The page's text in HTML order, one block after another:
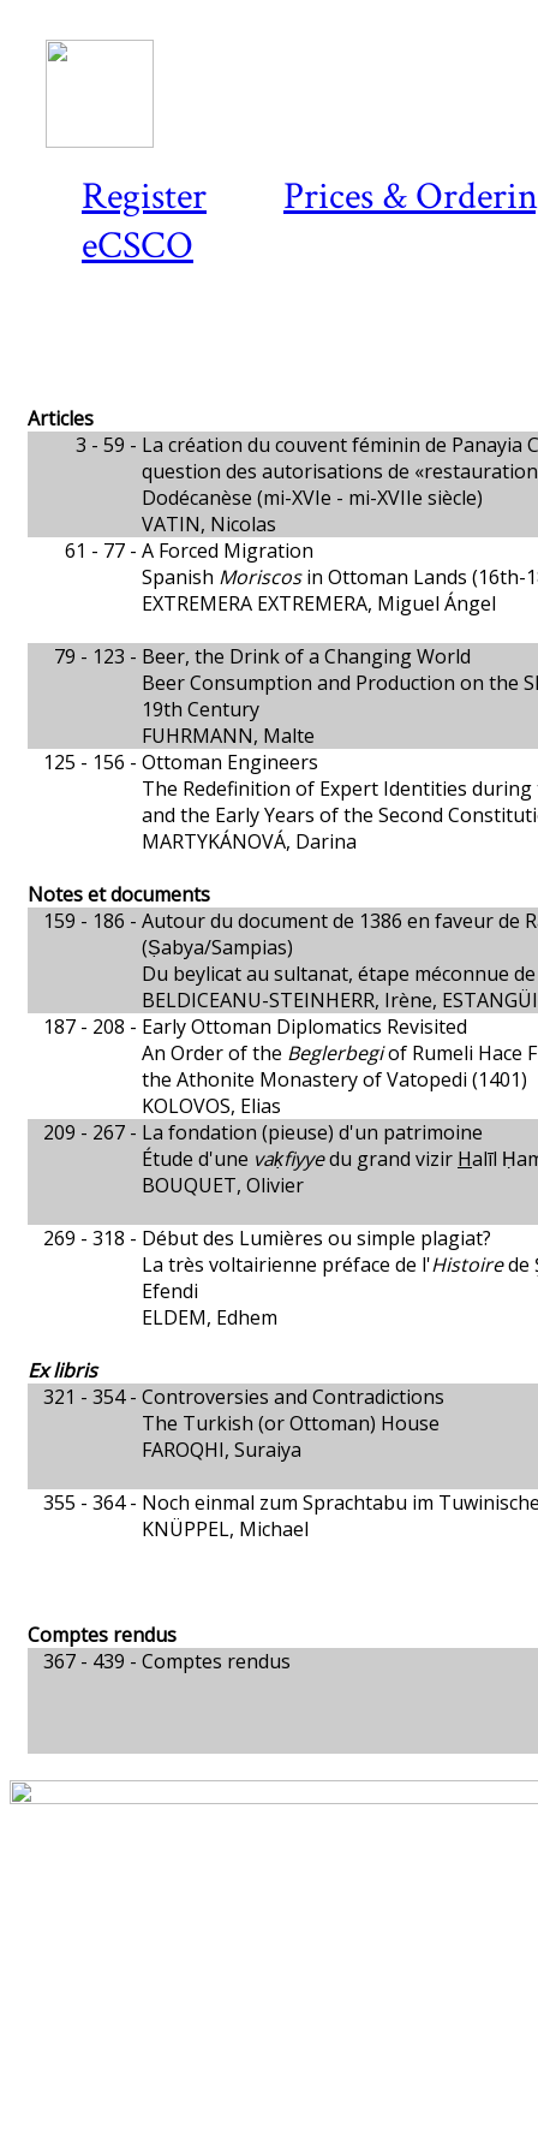
Register
Prices &
eCSCO
Articles
3 - 59 - La création du couvent féminin de Panayia
question des autorisations de
Dodécanèse (mi-XVIe - mi-XVIIe siècle)
VATIN, Nicolas
61 - 77 - A Forced Migration
Spanish Moriscosin Ottoman Lands (16th-
EXTREMERA EXTREMERA, Miguel Ángel
79 - 123 - Beer, the Drink of a Changing World
Beer Consumption and Production on the
19th Century
FUHRMANN, Malte
125 - 156 - Ottoman Engineers
The Redefinition of Expert Identities
and the Early Years of the Second
MARTYKÁNOVÁ, Darina
Notes et documents
159 - 186 - Autour du document de 1386 en faveur de
(Ṣabya/Sampias)
Du beylicat au sultanat, étape méconnue
BELDICEANU-STEINHERR, Irène,
187 - 208 - Early Ottoman Diplomatics Revisited
An Order of the Beglerbegiof Rumeli Hace
the Athonite Monastery of Vatopedi (1401)
KOLOVOS, Elias
209 - 267 - La fondation (pieuse) d'un patrimoine
Étude d'une vaḳfiyyedu grand vizir Halīl
BOUQUET, Olivier
269 - 318 - Début des Lumières ou simple plagiat?
La très voltairienne préface de l'Histoirede
Efendi
ELDEM, Edhem
Ex libris
321 - 354 - Controversies and Contradictions
The Turkish (or Ottoman) House
FAROQHI, Suraiya
355 - 364 - Noch einmal zum Sprachtabu im
KNÜPPEL, Michael
Comptes rendus
367 - 439 - Comptes rendus